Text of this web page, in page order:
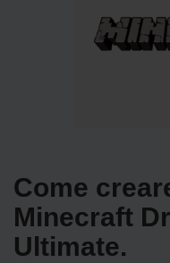
Come
Minecraft
Ultimate.